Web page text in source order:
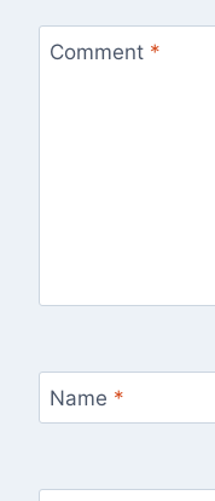
Comment *
Name *